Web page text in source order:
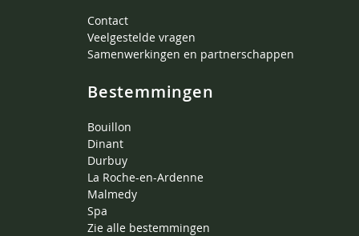
Contact
Veelgestelde vragen
Samenwerkingen en partnerschappen
Bestemmingen
Bouillon
Dinant
Durbuy
La Roche-en-Ardenne
Malmedy
Spa
Zie alle bestemmingen